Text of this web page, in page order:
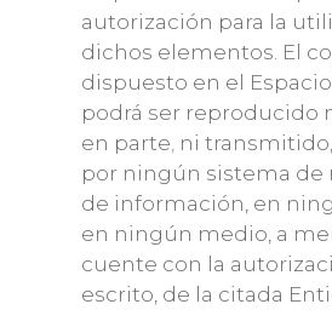
autorización para la
dichos elementos. El
dispuesto en el
podrá ser reproducido
en parte,ni
por ningún sistema de
de información, en
en ningún medio, a
cuente con la
escrito, de la citada